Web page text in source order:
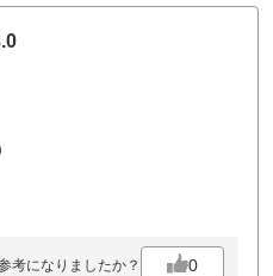
考になりましたか？ 0